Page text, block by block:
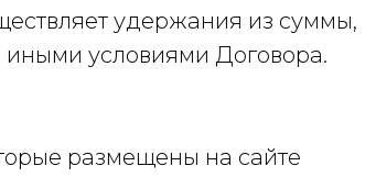
удержания из суммы,
иными условиями Договора.
размещены на сайте